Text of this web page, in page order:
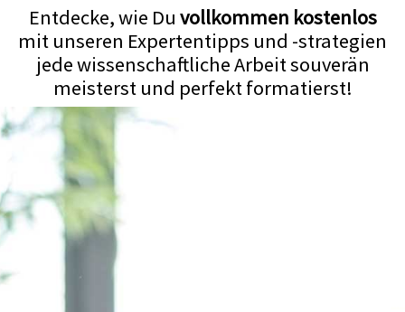
Entdecke, wie Du vollkommen kostenlos
mit unseren Expertentipps und -strategien
jede wissenschaftliche Arbeit souverän
meisterst und perfekt formatierst!